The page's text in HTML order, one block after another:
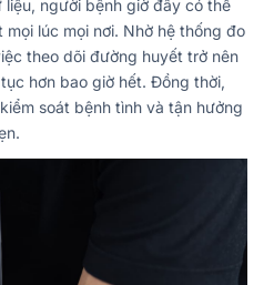
người bệnh giờ đây có thể
lúc mọi nơi. Nhờ hệ thống đo
theo dõi đường huyết trở nên
hơn bao giờ hết. Đồng thời,
soát bệnh tình và tận hưởng